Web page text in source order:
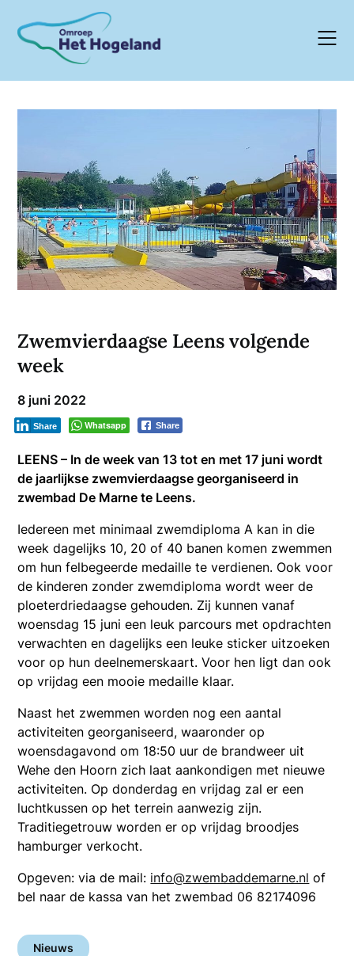
content
Zwemvierdaagse Leens volgende
week
8 juni 2022
Whatsapp Share
Share
LEENS – In de week van 13 tot en met 17 juni wordt
de jaarlijkse zwemvierdaagse georganiseerd in
zwembad De Marne te Leens.
Iedereen met minimaal zwemdiploma A kan in die
week dagelijks 10, 20 of 40 banen komen zwemmen
om hun felbegeerde medaille te verdienen. Ook voor
de kinderen zonder zwemdiploma wordt weer de
ploeterdriedaagse gehouden. Zij kunnen vanaf
woensdag 15 juni een leuk parcours met opdrachten
verwachten en dagelijks een leuke sticker uitzoeken
voor op hun deelnemerskaart. Voor hen ligt dan ook
op vrijdag een mooie medaille klaar.
Naast het zwemmen worden nog een aantal
activiteiten georganiseerd, waaronder op
woensdagavond om 18:50 uur de brandweer uit
Wehe den Hoorn zich laat aankondigen met nieuwe
activiteiten. Op donderdag en vrijdag zal er een
luchtkussen op het terrein aanwezig zijn.
Traditiegetrouw worden er op vrijdag broodjes
hamburger verkocht.
Opgeven: via de mail: info@zwembaddemarne.nl of
bel naar de kassa van het zwembad 06 82174096
Nieuws